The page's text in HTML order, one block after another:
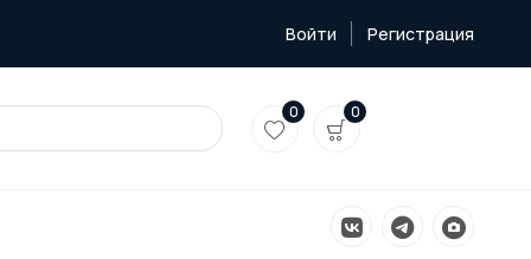
Войти Регистрация
0 0